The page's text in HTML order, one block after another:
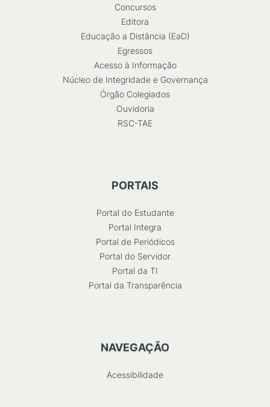
Concursos
Editora
Educação a Distância (EaD)
Egressos
Acesso à Informação
Núcleo de Integridade e Governança
Órgão Colegiados
Ouvidoria
RSC-TAE
PORTAIS
Portal do Estudante
Portal Integra
Portal de Periódicos
Portal do Servidor
Portal da TI
Portal da Transparência
NAVEGAÇÃO
Acessibilidade